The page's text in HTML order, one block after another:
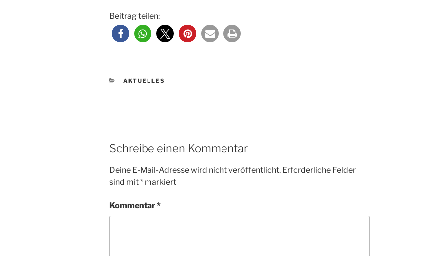
Beitrag teilen:
KATEGORIEN
AKTUELLES
Schreibe einen Kommentar
Deine E-Mail-Adresse wird nicht veröffentlicht. Erforderliche Felder
sind mit* markiert
Kommentar*